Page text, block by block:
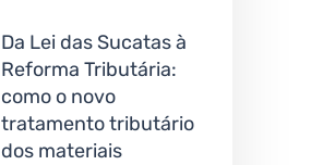
Da Lei das Sucatas à
Reforma Tributária:
como o novo
tratamento tributário
dos materiais